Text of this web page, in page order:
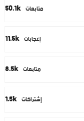
50.1k متابعات
11.5k إعجابات
8.5k متابعات
1.5k إشتراكات